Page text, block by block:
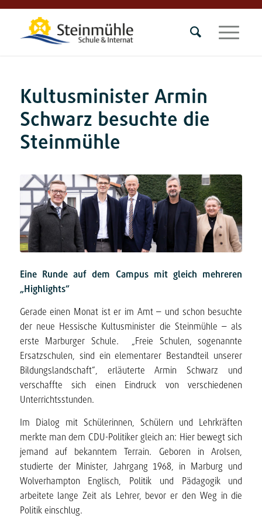
Kultusminister Armin
Schwarz besuchte die
Steinmühle
Eine Runde auf dem Campus mit gleich mehreren
„Highlights“
Gerade einen Monat ist er im Amt – und schon besuchte
der neue Hessische Kultusminister die Steinmühle – als
erste Marburger Schule. „Freie Schulen, sogenannte
Ersatzschulen, sind ein elementarer Bestandteil unserer
Bildungslandschaft“, erläuterte Armin Schwarz und
verschaffte sich einen Eindruck von verschiedenen
Unterrichtsstunden.
Im Dialog mit Schülerinnen, Schülern und Lehrkräften
merkte man dem CDU-Politiker gleich an: Hier bewegt sich
jemand auf bekanntem Terrain. Geboren in Arolsen,
studierte der Minister, Jahrgang 1968, in Marburg und
Wolverhampton Englisch, Politik und Pädagogik und
arbeitete lange Zeit als Lehrer, bevor er den Weg in die
Politik einschlug.